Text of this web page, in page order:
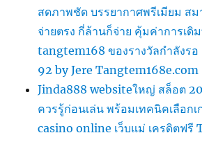
สดภาพชัด บรรยากาศพรีเมียม ส
จ่ายตรง กี่ล้านก็จ่าย คุ้มค่าการเดิ
tangtem168 ของรางวัลกำลังรอ
92 by Jere Tangtem168e.com
Jinda888 websiteใหญ่ สล็อต
ควรรู้ก่อนเล่น พร้อมเทคนิคเลือก
casino online เว็บแม่ เครดิตฟรี